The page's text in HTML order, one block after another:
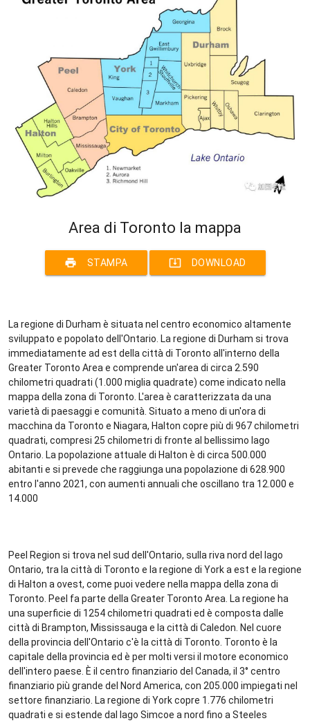
Area di Toronto la mappa
print STAMPA system_update_alt DOWNLOAD
La regione di Durham è situata nel centro economico altamente
sviluppato e popolato dell'Ontario. La regione di Durham si trova
immediatamente ad est della città di Toronto all'interno della
Greater Toronto Area e comprende un'area di circa 2.590
chilometri quadrati (1.000 miglia quadrate) come indicato nella
mappa della zona di Toronto. L'area è caratterizzata da una
varietà di paesaggi e comunità. Situato a meno di un'ora di
macchina da Toronto e Niagara, Halton copre più di 967 chilometri
quadrati, compresi 25 chilometri di fronte al bellissimo lago
Ontario. La popolazione attuale di Halton è di circa 500.000
abitanti e si prevede che raggiunga una popolazione di 628.900
entro l'anno 2021, con aumenti annuali che oscillano tra 12.000 e
14.000
Peel Region si trova nel sud dell'Ontario, sulla riva nord del lago
Ontario, tra la città di Toronto e la regione di York a est e la regione
di Halton a ovest, come puoi vedere nella mappa della zona di
Toronto. Peel fa parte della Greater Toronto Area. La regione ha
una superficie di 1254 chilometri quadrati ed è composta dalle
città di Brampton, Mississauga e la città di Caledon. Nel cuore
della provincia dell'Ontario c'è la città di Toronto. Toronto è la
capitale della provincia ed è per molti versi il motore economico
dell'intero paese. È il centro finanziario del Canada, il 3° centro
finanziario più grande del Nord America, con 205.000 impiegati nel
settore finanziario. La regione di York copre 1.776 chilometri
quadrati e si estende dal lago Simcoe a nord fino a Steeles